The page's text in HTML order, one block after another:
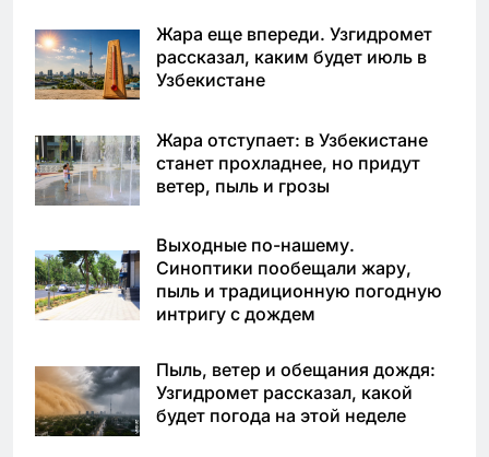
Жара еще впереди. Узгидромет
рассказал, каким будет июль в
Узбекистане
Жара отступает: в Узбекистане
станет прохладнее, но придут
ветер, пыль и грозы
Выходные по-нашему.
Синоптики пообещали жару,
пыль и традиционную погодную
интригу с дождем
Пыль, ветер и обещания дождя:
Узгидромет рассказал, какой
будет погода на этой неделе